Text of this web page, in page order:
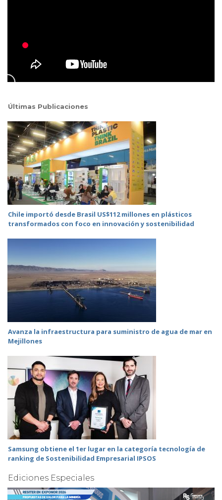
Últimas Publicaciones
Chile importó desde Brasil US$112 millones en plásticos
transformados con foco en innovación y sostenibilidad
Avanza la infraestructura para suministro de agua de mar en
Mejillones
Samsung obtiene el 1er lugar en la categoría tecnología de
ranking de Sostenibilidad Empresarial IPSOS
Ediciones Especiales